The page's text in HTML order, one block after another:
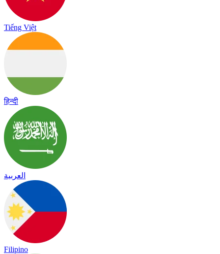
Tiếng Việt
हिन्दी
العربية
Filipino